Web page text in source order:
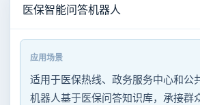
医保智能问答机器人
应用场景
适用于医保热线、政务服务中心和公
机器人基于医保问答知识库，承接群